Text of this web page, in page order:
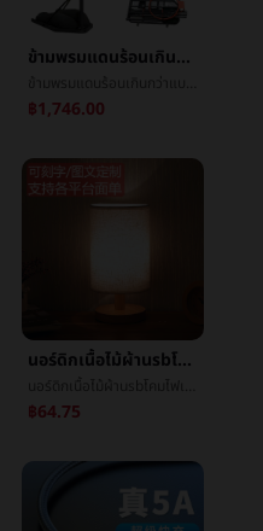
ข้ามพรมแดนร้อนเกินกว่าแบบพกพายืนบาสเกตบอลผู้ใหญ่เด็กในร่มและกลางแจ้งสามารถโทรศัพท์มือถือลงเกมการอบรมบาสเกตบอลกรอบ
฿1,746.00
นอร์ดิกเนื้อไม้ผ้าusbโคมไฟเครื่องประดับห้องนอนโคมไฟข้างเตียงศึกษาBBบ้านการควบคุมระยะไกลledเทียนจุดนอนหรือโคมสำหรับจุดนอนความคิดสร้างสรรค์
฿64.75